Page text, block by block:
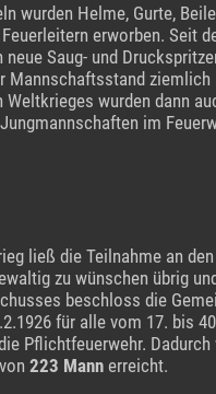
wurden Helme, Gurte,
erworben. Seit
Saug- und
Mannschaftsstand
Weltkrieges wurden dann
im
ließ die Teilnahme an den
zu wünschen übrig
beschloss die
für alle vom 17. bis
Pflichtfeuerwehr. Dadurch
223 Mannerreicht.